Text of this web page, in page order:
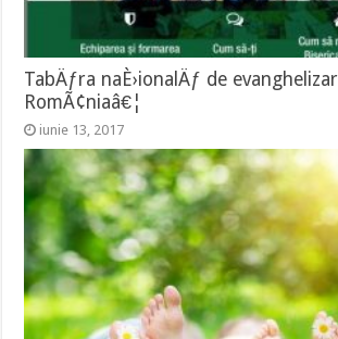
TabÄƒra naÈ›ionalÄƒ de
RomÃ¢niaâ€¦
iunie 13, 2017